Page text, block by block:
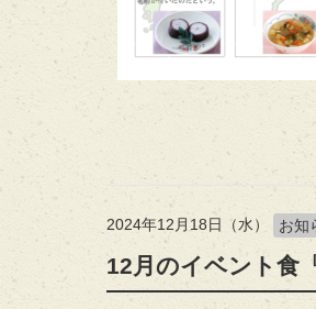
2024年12月18日（水） お知
12月のイベント食